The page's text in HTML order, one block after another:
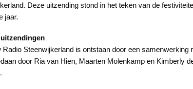
Deze uitzending stond in het teken van de
jaar.
Radio Steenwijkerland is ontstaan door een
door Ria van Hien, Maarten Molenkamp en Kimberly